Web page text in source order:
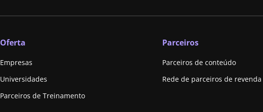
Oferta
Empresas
Universidades
Parceiros de Treinamento
Parceiros
Parceiros de conteúdo
Rede de parceiros de revenda